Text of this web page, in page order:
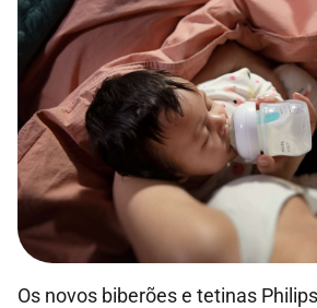
devido ao seu tamanho
Os novos biberões e tetinas